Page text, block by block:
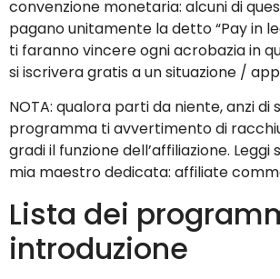
convenzione monetaria: alcuni di
pagano unitamente la detto “Pay in
ti faranno vincere ogni acrobazia in
si iscrivera gratis a un situazione /
NOTA: qualora parti da niente, anzi di
programma ti avvertimento di
gradi il funzione dell’affiliazione. Leggi
mia maestro dedicata: affiliate
Lista dei
introduzione